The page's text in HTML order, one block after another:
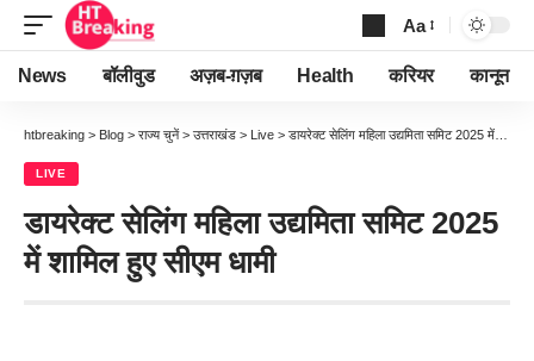
Font
Resizer
Aa
News बॉलीवुड अज़ब-ग़ज़ब Health करियर कानून
htbreaking > Blog > राज्य चुनें > उत्तराखंड > Live > डायरेक्ट सेलिंग महिला उद्यमिता समिट 2025 में शामिल हुए सीएम धामी
LIVE
डायरेक्ट सेलिंग महिला उद्यमिता समिट 2025
में शामिल हुए सीएम धामी